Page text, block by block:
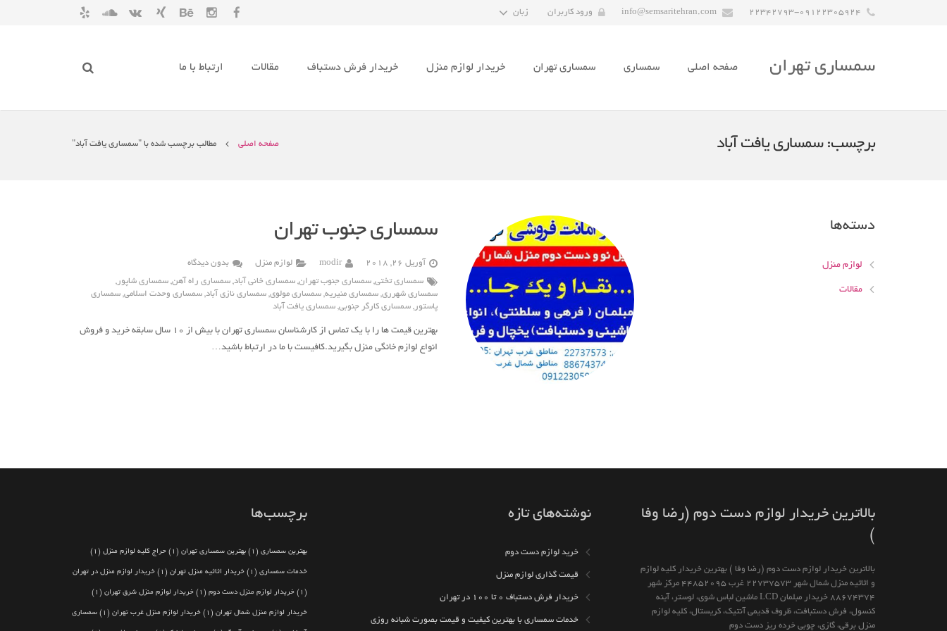
22342793-09122305924
info@semsaritehran.com ورود کاربران زبان
سمساری تهران صفحه اصلی سمساری سمساری تهران خریدار لوازم منزل خریدار فرش دستباف مقالات ارتباط با ما
برچسب:سمساری یافت آباد صفحه اصلی مطالب برچسب شده با "سمساری یافت آباد"
سمساری جنوب تهران
آوریل 26, 2018 modir لوازم منزل بدون دیدگاه
سمساری تختی,سمساری جنوب تهران,سمساری خانی آباد,سمساری راه آهن,سمساری شاپور,
سمساری شهرری,سمساری منیریه,سمساری مولوی,سمساری نازی آباد,سمساری وحدت اسلامی,سمساری
پاستور,سمساری کارگر جنوبی,سمساری یافت آباد
بهترین قیمت ها را با یک تماس از کارشناسان سمساری تهران با بیش از ۱۰ سال سابقه خرید و فروش
انواع لوازم خانگی منزل بگیرید.کافیست با ما در ارتباط باشید…
دسته‌ها
لوازم منزل
مقالات
بالاترين خريدار لوازم دست دوم (رضا وفا
)
بالاترين خريدار لوازم دست دوم (رضا وفا ) بهترین خريدار كليه لوازم
و اثاثیه منزل شمال شهر 22737573 غرب 44852095 مركز شهر
88674374 خريدار مبلمان LCD ماشين لباس شوى، لوستر، آينه
كنسول، فرش دستبافت، ظروف قديمى آنتيك، كريستال، كليه لوازم
منزل برقى، گازى، چوبى خرده ريز دست دوم
نوشته‌های تازه
خرید لوازم دست دوم
قیمت گذاری لوازم منزل
خریدار فرش دستباف ۰ تا ۱۰۰ در تهران
خدمات سمساری با بهترین کیفیت و قیمت بصورت شبانه روزی
برچسب‌ها
بهترین سمساری(1) بهترین سمساری تهران(1) حراج کلیه لوازم منزل(1)
خدمات سمساری(1) خریدار اثاثیه منزل تهران(1) خریدار لوازم منزل در تهران
(1) خریدار لوازم منزل دست دوم(1) خریدار لوازم منزل شرق تهران(1)
خریدار لوازم منزل شمال تهران(1) خریدار لوازم منزل غرب تهران(1) سمساری